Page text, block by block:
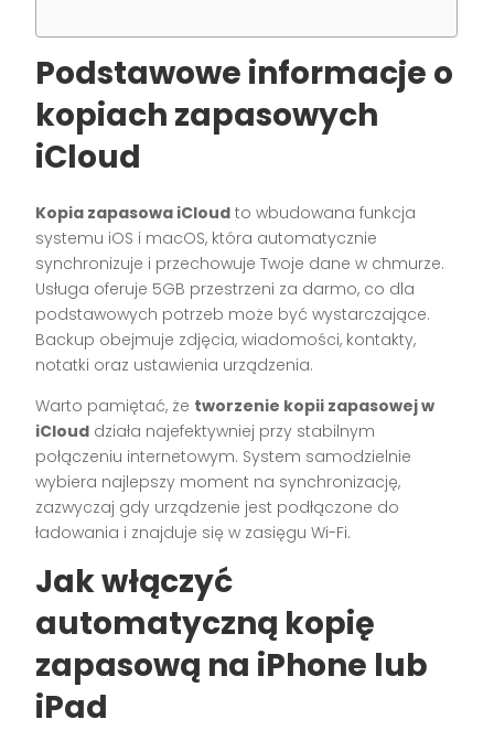
Podstawowe informacje o
kopiach zapasowych
iCloud
Kopia zapasowa iCloud to wbudowana funkcja
systemu iOS i macOS, która automatycznie
synchronizuje i przechowuje Twoje dane w chmurze.
Usługa oferuje 5GB przestrzeni za darmo, co dla
podstawowych potrzeb może być wystarczające.
Backup obejmuje zdjęcia, wiadomości, kontakty,
notatki oraz ustawienia urządzenia.
Warto pamiętać, że tworzenie kopii zapasowej w
iCloud działa najefektywniej przy stabilnym
połączeniu internetowym. System samodzielnie
wybiera najlepszy moment na synchronizację,
zazwyczaj gdy urządzenie jest podłączone do
ładowania i znajduje się w zasięgu Wi-Fi.
Jak włączyć
automatyczną kopię
zapasową na iPhone lub
iPad